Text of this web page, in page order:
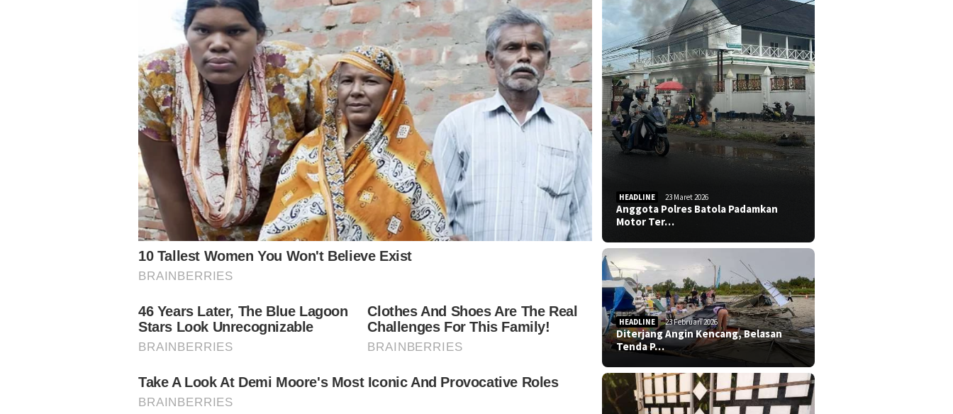
HEADLINE 23 Maret 2026
Anggota Polres Batola Padamkan
Motor Ter…
HEADLINE 23 Februari 2026
Diterjang Angin Kencang, Belasan
Tenda P…